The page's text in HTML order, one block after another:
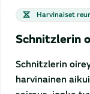
Harvinaiset
Schnitzlerin
Schnitzlerin
harvinainen